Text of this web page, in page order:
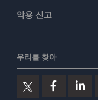
악용 신고
우리를 찾아